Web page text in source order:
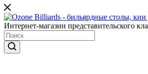
Интернет-магазин представительского